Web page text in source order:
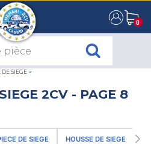
0
0
SIEGE >
2CV - PAGE 8
DE SIEGE HOUSSE DE SIEGE